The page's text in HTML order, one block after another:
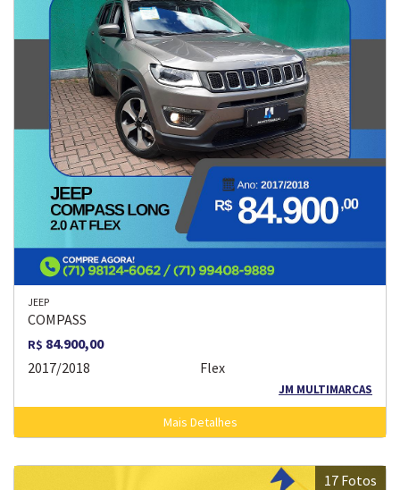
JEEP
COMPASS
R$ 84.900,00
2017/2018
Flex
JM MULTIMARCAS
Mais Detalhes
17 Fotos